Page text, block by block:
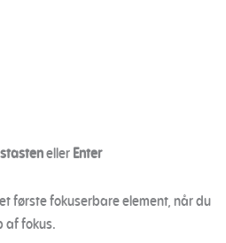
ellerEnter
første fokuserbare element, når du
af fokus.